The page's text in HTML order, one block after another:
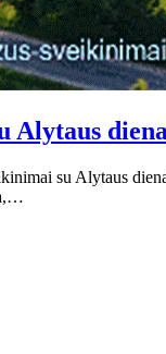
Alytaus
su Alytaus